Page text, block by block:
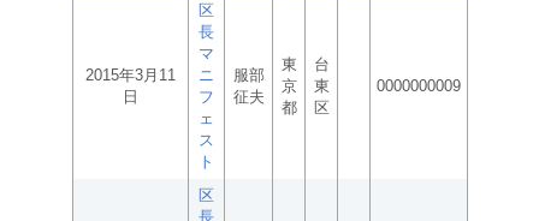
2015年3月11
日
区
長
マ
ニ
フ
ェ
ス
ト
服部
征夫
東
京
都
台
東
区
0000000009
区
長